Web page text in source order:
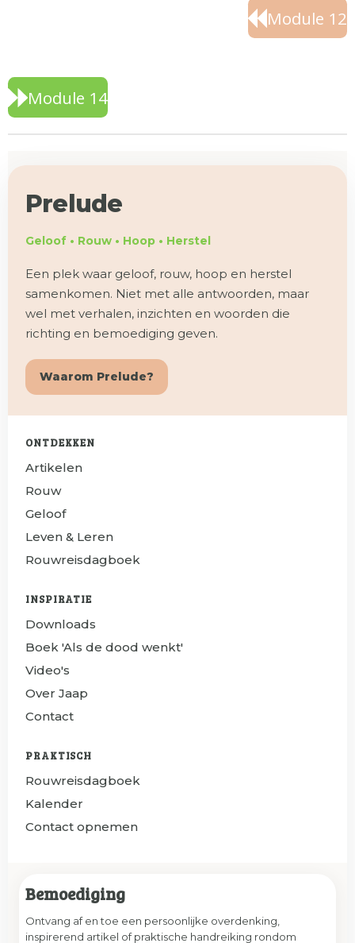
Module 12
Module 14
Prelude
Geloof • Rouw • Hoop • Herstel
Een plek waar geloof, rouw, hoop en herstel
samenkomen. Niet met alle antwoorden, maar
wel met verhalen, inzichten en woorden die
richting en bemoediging geven.
Waarom Prelude?
ONTDEKKEN
Artikelen
Rouw
Geloof
Leven & Leren
Rouwreisdagboek
INSPIRATIE
Downloads
Boek 'Als de dood wenkt'
Video's
Over Jaap
Contact
PRAKTISCH
Rouwreisdagboek
Kalender
Contact opnemen
Bemoediging
Ontvang af en toe een persoonlijke overdenking,
inspirerend artikel of praktische handreiking rondom